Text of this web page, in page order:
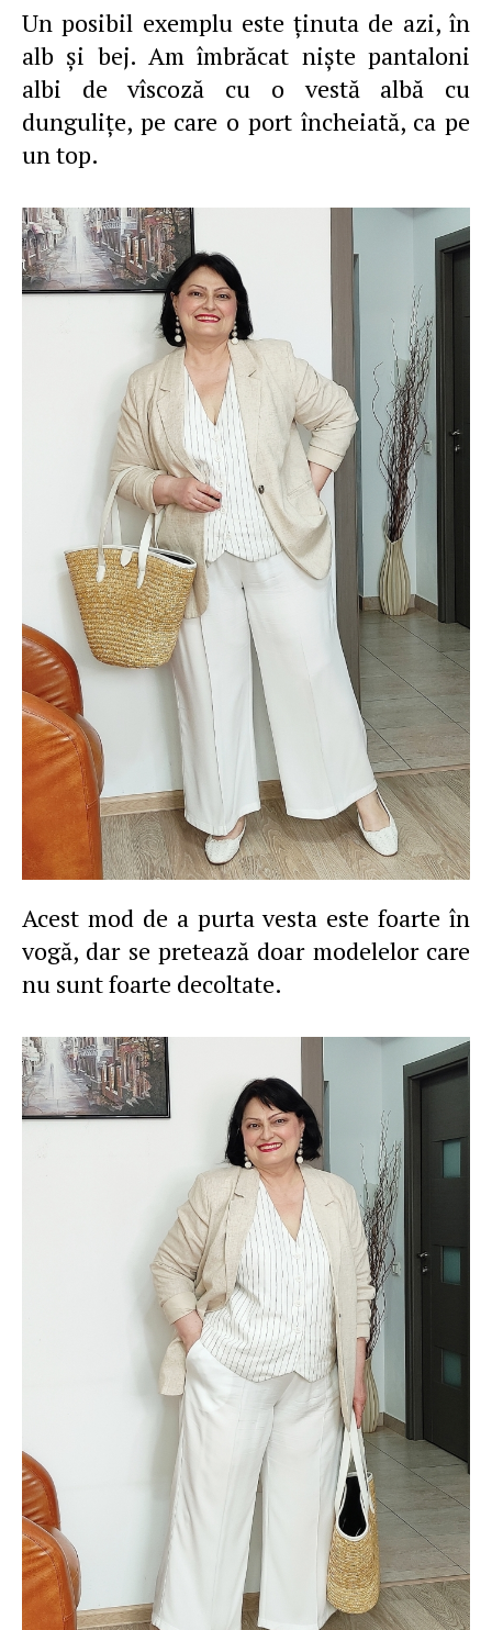
Un posibil exemplu este ţinuta de azi, în
alb şi bej. Am îmbrăcat nişte pantaloni
albi de vîscoză cu o vestă albă cu
dunguliţe, pe care o port încheiată, ca pe
un top.
Acest mod de a purta vesta este foarte în
vogă, dar se pretează doar modelelor care
nu sunt foarte decoltate.